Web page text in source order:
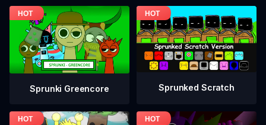
Sprunki Greencore Sprunked Scratch